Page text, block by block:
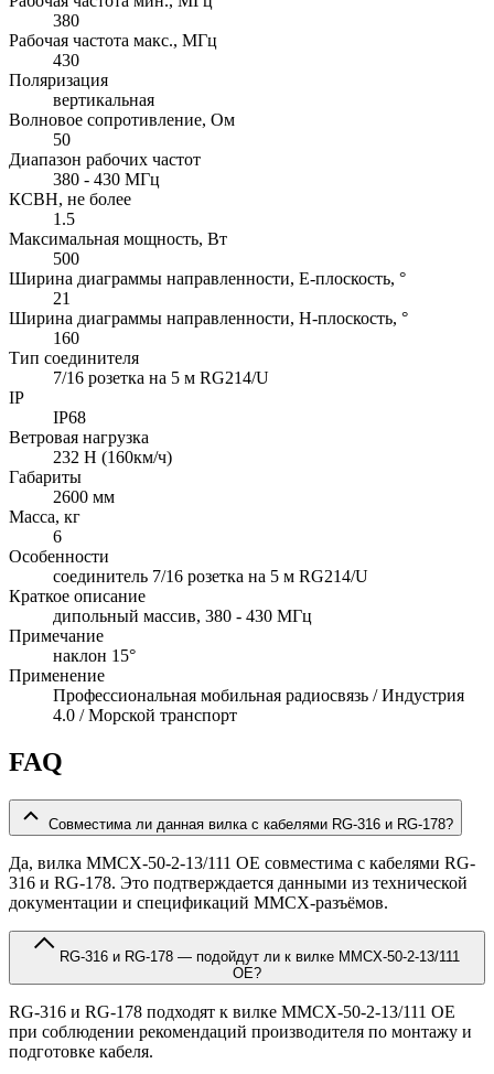
380
Рабочая частота макс., МГц
430
Поляризация
вертикальная
Волновое сопротивление, Ом
50
Диапазон рабочих частот
380 - 430 МГц
КСВН, не более
1.5
Максимальная мощность, Вт
500
Ширина диаграммы направленности, E-плоскость, °
21
Ширина диаграммы направленности, H-плоскость, °
160
Тип соединителя
7/16 розетка на 5 м RG214/U
IP
IP68
Ветровая нагрузка
232 Н (160км/ч)
Габариты
2600 мм
Масса, кг
6
Особенности
соединитель 7/16 розетка на 5 м RG214/U
Краткое описание
дипольный массив, 380 - 430 МГц
Примечание
наклон 15°
Применение
Профессиональная мобильная радиосвязь / Индустрия
4.0 / Морской транспорт
FAQ
Совместима ли данная вилка с кабелями RG-316 и RG-178?
Да, вилка MMCX-50-2-13/111 OE совместима с кабелями RG-
316 и RG-178. Это подтверждается данными из технической
документации и спецификаций MMCX-разъёмов.
OE?
RG-316 и RG-178 подходят к вилке MMCX-50-2-13/111 OE
при соблюдении рекомендаций производителя по монтажу и
подготовке кабеля.